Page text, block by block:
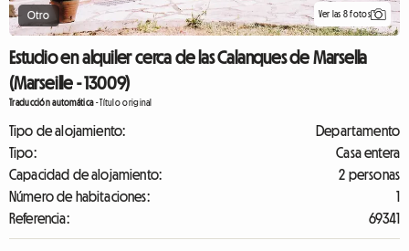
Otro Ver las 8 fotos
Estudio en alquiler cerca de las Calanques de Marsella
(Marseille - 13009)
Traducción automática-Título original
Tipo de alojamiento:
Departamento
Tipo:
Casa entera
Capacidad de alojamiento:
2 personas
Número de habitaciones:
1
Referencia:
69341